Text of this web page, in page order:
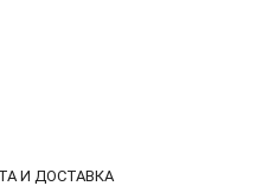
И ДОСТАВКА